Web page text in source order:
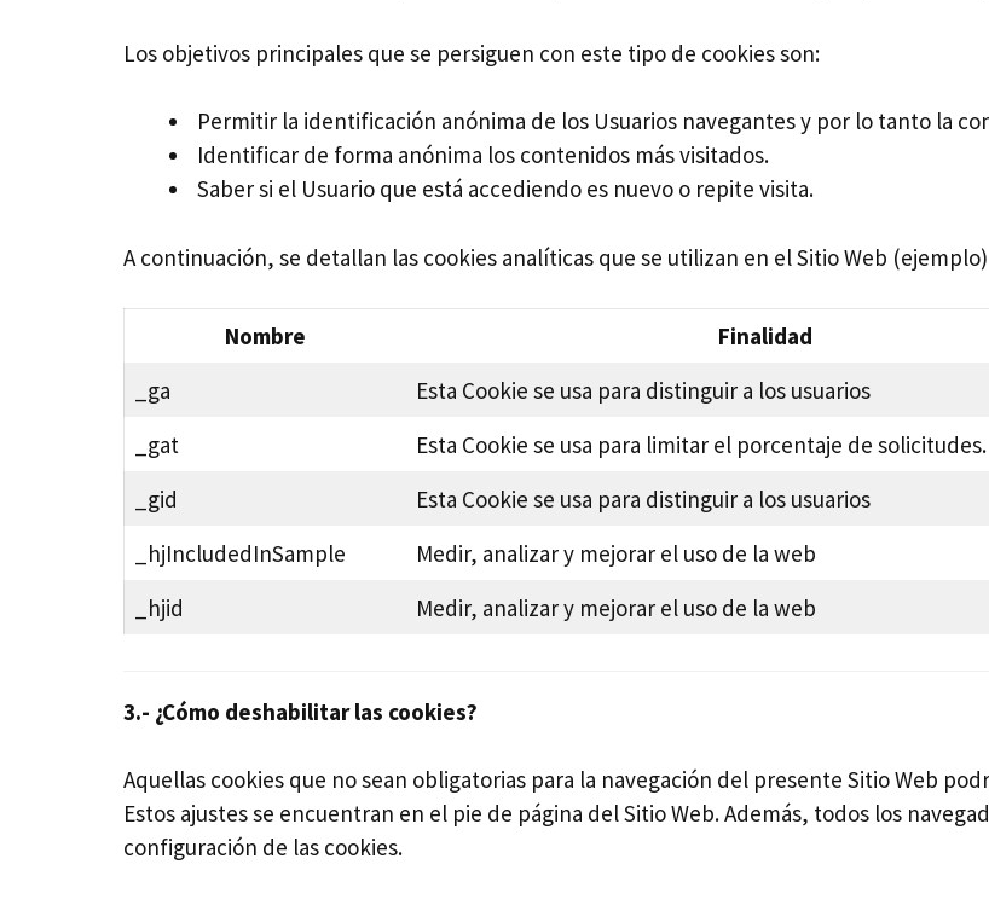
Los objetivos principales que se persiguen con este tipo de cookies son:
Permitir la identificación anónima de los Usuarios navegantes y por lo tanto la
Identificar de forma anónima los contenidos más visitados.
Saber si el Usuario que está accediendo es nuevo o repite visita.
A continuación, se detallan las cookies analíticas que se utilizan en el Sitio Web (ejemplo)
Nombre Finalidad
_ga
Esta Cookie se usa para distinguir a los usuarios
_gat
Esta Cookie se usa para limitar el porcentaje de solicitudes.
_gid
Esta Cookie se usa para distinguir a los usuarios
_hjIncludedInSample
Medir, analizar y mejorar el uso de la web
_hjid
Medir, analizar y mejorar el uso de la web
3.- ¿Cómo deshabilitar las cookies?
Aquellas cookies que no sean obligatorias para la navegación del presente Sitio Web
Estos ajustes se encuentran en el pie de página del Sitio Web. Además, todos los
configuración de las cookies.